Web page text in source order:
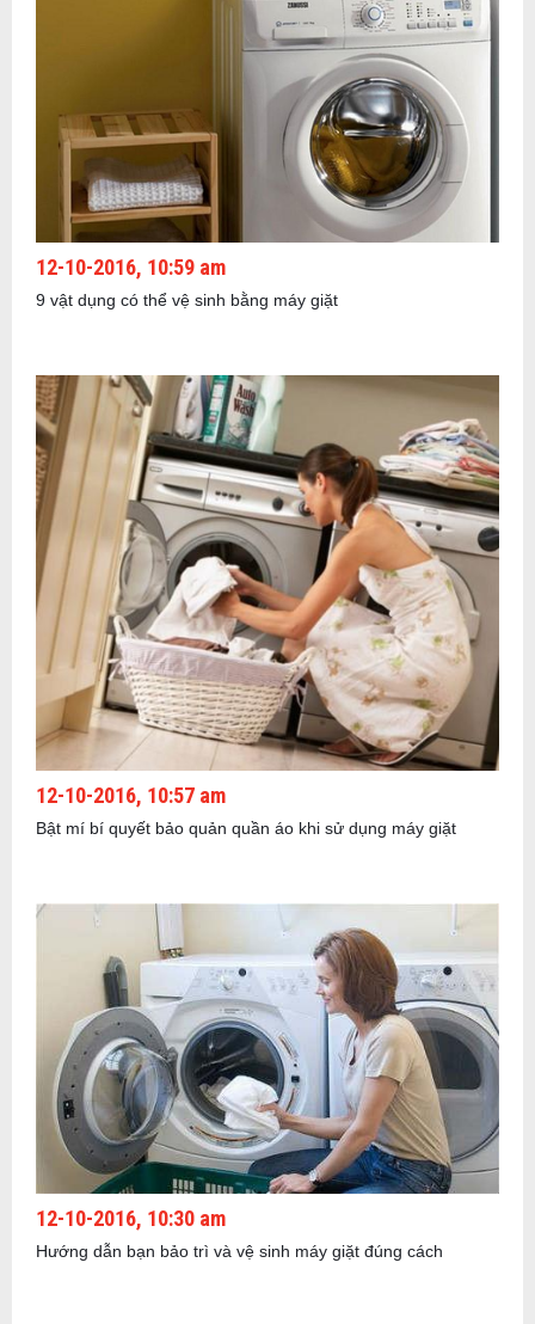
12-10-2016, 10:59 am
9 vật dụng có thể vệ sinh bằng máy giặt
12-10-2016, 10:57 am
Bật mí bí quyết bảo quản quần áo khi sử dụng máy giặt
12-10-2016, 10:30 am
Hướng dẫn bạn bảo trì và vệ sinh máy giặt đúng cách